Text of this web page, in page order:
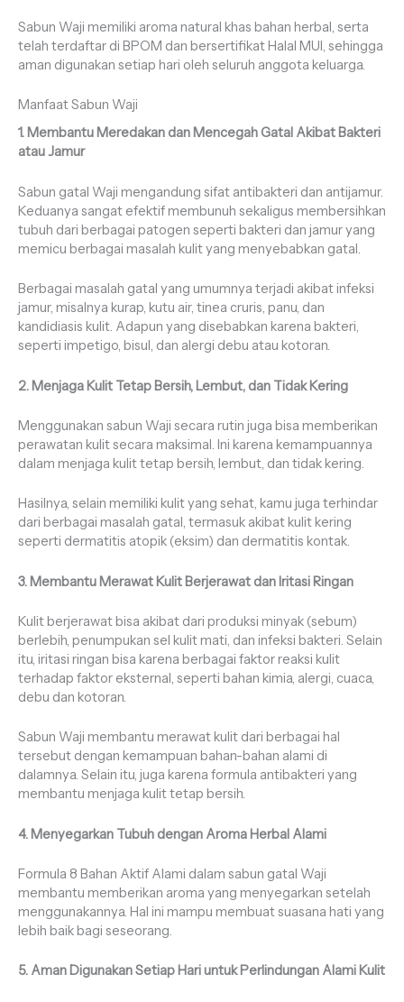
Sabun Waji memiliki aroma natural khas bahan herbal, serta
telah terdaftar di BPOM dan bersertifikat Halal MUI, sehingga
aman digunakan setiap hari oleh seluruh anggota keluarga.
Manfaat Sabun Waji
1. Membantu Meredakan dan Mencegah Gatal Akibat Bakteri
atau Jamur
Sabun gatal Waji mengandung sifat antibakteri dan antijamur.
Keduanya sangat efektif membunuh sekaligus membersihkan
tubuh dari berbagai patogen seperti bakteri dan jamur yang
memicu berbagai masalah kulit yang menyebabkan gatal.
Berbagai masalah gatal yang umumnya terjadi akibat infeksi
jamur, misalnya kurap, kutu air, tinea cruris, panu, dan
kandidiasis kulit. Adapun yang disebabkan karena bakteri,
seperti impetigo, bisul, dan alergi debu atau kotoran.
2. Menjaga Kulit Tetap Bersih, Lembut, dan Tidak Kering
Menggunakan sabun Waji secara rutin juga bisa memberikan
perawatan kulit secara maksimal. Ini karena kemampuannya
dalam menjaga kulit tetap bersih, lembut, dan tidak kering.
Hasilnya, selain memiliki kulit yang sehat, kamu juga terhindar
dari berbagai masalah gatal, termasuk akibat kulit kering
seperti dermatitis atopik (eksim) dan dermatitis kontak.
3. Membantu Merawat Kulit Berjerawat dan Iritasi Ringan
Kulit berjerawat bisa akibat dari produksi minyak (sebum)
berlebih, penumpukan sel kulit mati, dan infeksi bakteri. Selain
itu, iritasi ringan bisa karena berbagai faktor reaksi kulit
terhadap faktor eksternal, seperti bahan kimia, alergi, cuaca,
debu dan kotoran.
Sabun Waji membantu merawat kulit dari berbagai hal
tersebut dengan kemampuan bahan-bahan alami di
dalamnya. Selain itu, juga karena formula antibakteri yang
membantu menjaga kulit tetap bersih.
4. Menyegarkan Tubuh dengan Aroma Herbal Alami
Formula 8 Bahan Aktif Alami dalam sabun gatal Waji
membantu memberikan aroma yang menyegarkan setelah
menggunakannya. Hal ini mampu membuat suasana hati yang
lebih baik bagi seseorang.
5. Aman Digunakan Setiap Hari untuk Perlindungan Alami Kulit